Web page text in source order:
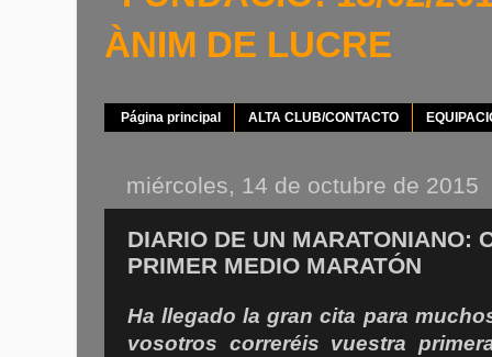
ÀNIM DE LUCRE
Página principal ALTA CLUB/CONTACTO
miércoles, 14 de octubre de 2015
DIARIO DE UN MARATONIANO:
PRIMER MEDIO MARATÓN
Ha llegado la gran cita para
vosotros correréis vuestra